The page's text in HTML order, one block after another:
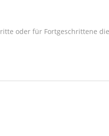
oder für Fortgeschrittene